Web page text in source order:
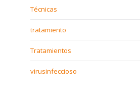
Técnicas
tratamiento
Tratamientos
virusinfeccioso